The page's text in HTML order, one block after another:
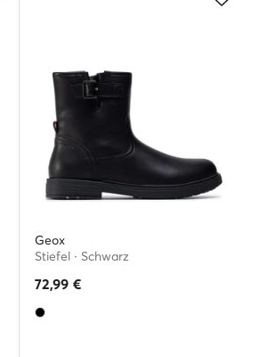
Geox
Stiefel · Schwarz
72,99 €